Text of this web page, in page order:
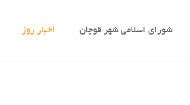
شورای اسلامی شهر قوچان اخبار روز